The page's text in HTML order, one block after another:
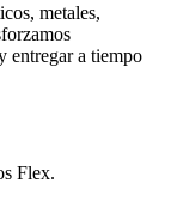
metales,
entregar a tiempo
Flex.